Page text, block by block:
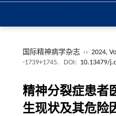
国际精神病学杂志 ›› 2024,
-1739+1745.
DOI: 10.13479/
精神分裂症患者
生现状及其危险